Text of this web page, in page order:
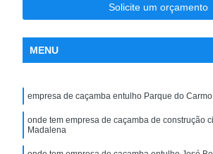
Solicite um orçamento
MENU
empresa de caçamba entulho Parque do Carmo
onde tem empresa de caçamba de construção
Madalena